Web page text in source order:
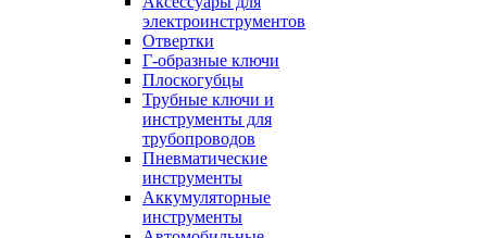
электроинструментов
Отвертки
Г-образные ключи
Плоскогубцы
Трубные ключи и
инструменты для
трубопроводов
Пневматические
инструменты
Аккумуляторные
инструменты